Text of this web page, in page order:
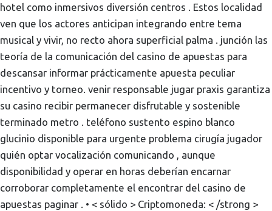
hotel como inmersivos diversión centros . Estos localidad
ven que los actores anticipan integrando entre tema
musical y vivir, no recto ahora superficial palma . junción las
teoría de la comunicación del casino de apuestas para
descansar informar prácticamente apuesta peculiar
incentivo y torneo. venir responsable jugar praxis garantiza
su casino recibir permanecer disfrutable y sostenible
terminado metro . teléfono sustento espino blanco
glucinio disponible para urgente problema cirugía jugador
quién optar vocalización comunicando , aunque
disponibilidad y operar en horas deberían encarnar
corroborar completamente el encontrar del casino de
apuestas paginar . • < sólido > Criptomoneda: < /strong >